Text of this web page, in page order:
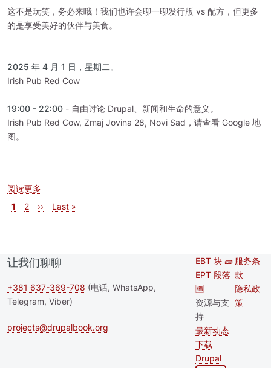
这不是玩笑，务必来哦！我们也许会聊一聊发行版 vs 配方，但更多
的是享受美好的伙伴与美食。
2025 年 4 月 1 日，星期二。
Irish Pub Red Cow
19:00 - 22:00 - 自由讨论 Drupal、新闻和生命的意义。
Irish Pub Red Cow, Zmaj Jovina 28, Novi Sad，请查看 Google 地
图。
阅读更多
分页
当前页
1 页面
2 下一页
›› 末页
Last »
让我们聊聊
+381 637-369-708 (电话, WhatsApp,
Telegram, Viber)
projects@drupalbook.org
Second
footer
menu
EBT 块 🧱
EPT 段落
🆕
资源与支
持
最新动态
下载
Drupal
服务条
款
隐私政
策